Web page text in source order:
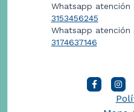
Whatsapp atención
3153456245
Whatsapp atención
3174637146